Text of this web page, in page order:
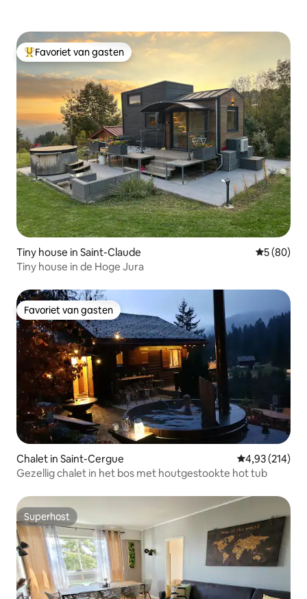
Topfavoriet van gasten
Favoriet van gasten
Tiny house in Saint-Claude
5 (80)
Tiny house in de Hoge Jura
Favoriet van gasten
Favoriet van gasten
Chalet in Saint-Cergue Gemiddelde
4,93 (214)
Gezellig chalet in het bos met houtgestookte hot tub
Superhost
Superhost